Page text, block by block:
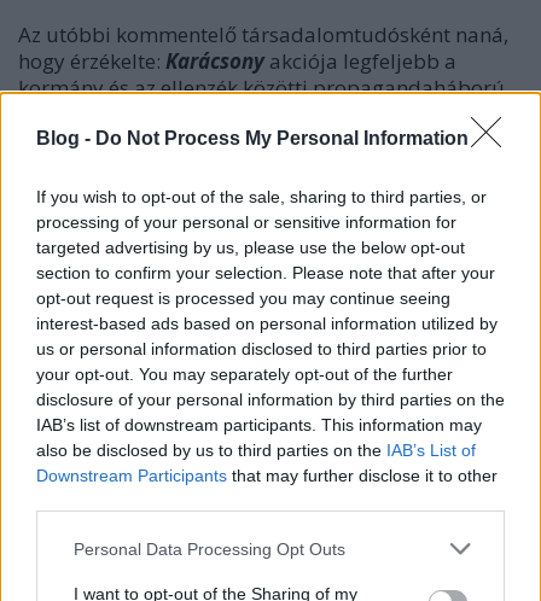
Blog - Do Not Process My Personal Information
If you wish to opt-out of the sale, sharing to third parties, or
processing of your personal or sensitive information for
targeted advertising by us, please use the below opt-out
section to confirm your selection. Please note that after your
opt-out request is processed you may continue seeing
interest-based ads based on personal information utilized by
us or personal information disclosed to third parties prior to
your opt-out. You may separately opt-out of the further
disclosure of your personal information by third parties on the
IAB’s list of downstream participants. This information may
also be disclosed by us to third parties on the IAB’s List of
Downstream Participants that may further disclose it to other
Please note that this website/app uses one or more Google
not limited to your visit or usage behaviour. You may click to
Personal Data Processing Opt Outs
I want to opt-out of the Sharing of my
Az utóbbi kommentelő társadalomtudósként naná,
hogy érzékelte: Karácsonyakciója legfeljebb a
kormány és az ellenzék közötti propagandaháború
vérszegény, hiszen a szövegezésből az derül ki, maga
mintha ne lennének támogathatók az abban
szereplő további javaslatok:
♦ Fel kell függeszteni, akár leállítani az orvosok
jogállasának megváltoztatásával kapcsolatos
folyamatot. (Kérdezem: miért csak az orvosokra, s
nem az egészségügy összes szereplőjére gondol?)
♦ Növelni kell a tesztkapacitást, ingyenes teszteket
kell biztosítani széles körben.
♦ Politikai megkülönböztetéstől mentes
támogatási formákat kell kidolgozni a
vállalkozások számára és tovább kell könnyíteni az
otthoni munkavégzés feltételeit.